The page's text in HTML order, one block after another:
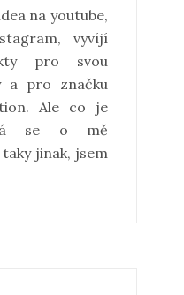
na youtube,
vyvíjí
pro svou
a pro značku
Ale co je
se o mě
jinak, jsem